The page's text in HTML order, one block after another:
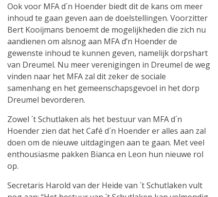
Ook voor MFA d´n Hoender biedt dit de kans om meer
inhoud te gaan geven aan de doelstellingen. Voorzitter
Bert Kooijmans benoemt de mogelijkheden die zich nu
aandienen om alsnog aan MFA d’n Hoender de
gewenste inhoud te kunnen geven, namelijk dorpshart
van Dreumel. Nu meer verenigingen in Dreumel de weg
vinden naar het MFA zal dit zeker de sociale
samenhang en het gemeenschapsgevoel in het dorp
Dreumel bevorderen.
Zowel ´t Schutlaken als het bestuur van MFA d´n
Hoender zien dat het Café d´n Hoender er alles aan zal
doen om de nieuwe uitdagingen aan te gaan. Met veel
enthousiasme pakken Bianca en Leon hun nieuwe rol
op.
Secretaris Harold van der Heide van ´t Schutlaken vult